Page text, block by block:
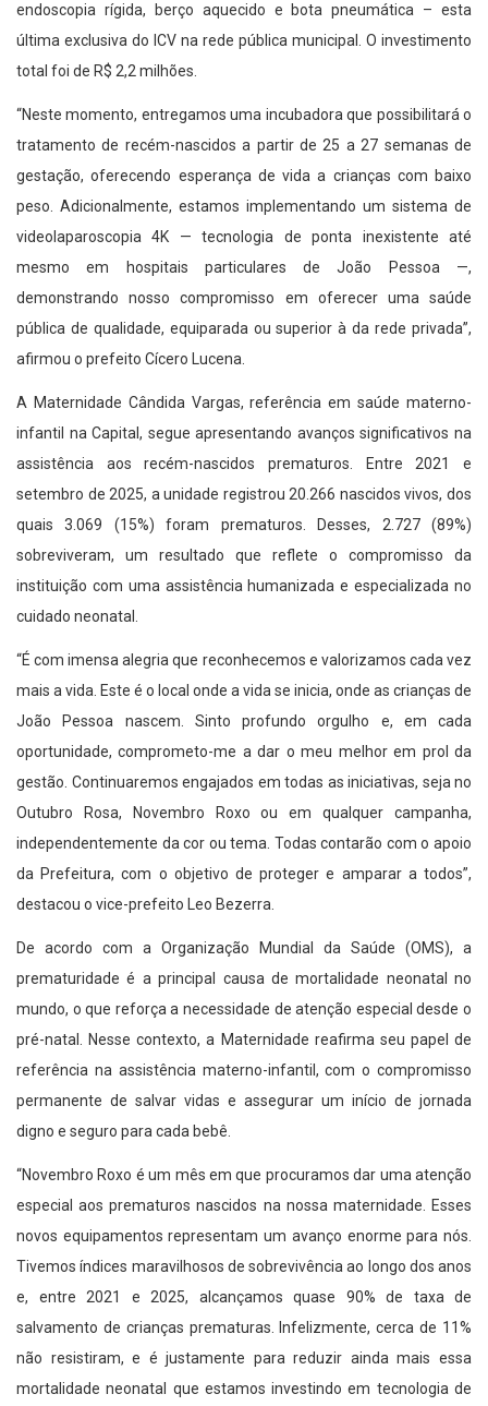
endoscopia rígida, berço aquecido e bota pneumática – esta
última exclusiva do ICV na rede pública municipal. O investimento
total foi de R$ 2,2 milhões.
“Neste momento, entregamos uma incubadora que possibilitará o
tratamento de recém-nascidos a partir de 25 a 27 semanas de
gestação, oferecendo esperança de vida a crianças com baixo
peso. Adicionalmente, estamos implementando um sistema de
videolaparoscopia 4K — tecnologia de ponta inexistente até
mesmo em hospitais particulares de João Pessoa —,
demonstrando nosso compromisso em oferecer uma saúde
pública de qualidade, equiparada ou superior à da rede privada”,
afirmou o prefeito Cícero Lucena.
A Maternidade Cândida Vargas, referência em saúde materno-
infantil na Capital, segue apresentando avanços significativos na
assistência aos recém-nascidos prematuros. Entre 2021 e
setembro de 2025, a unidade registrou 20.266 nascidos vivos, dos
quais 3.069 (15%) foram prematuros. Desses, 2.727 (89%)
sobreviveram, um resultado que reflete o compromisso da
instituição com uma assistência humanizada e especializada no
cuidado neonatal.
“É com imensa alegria que reconhecemos e valorizamos cada vez
mais a vida. Este é o local onde a vida se inicia, onde as crianças de
João Pessoa nascem. Sinto profundo orgulho e, em cada
oportunidade, comprometo-me a dar o meu melhor em prol da
gestão. Continuaremos engajados em todas as iniciativas, seja no
Outubro Rosa, Novembro Roxo ou em qualquer campanha,
independentemente da cor ou tema. Todas contarão com o apoio
da Prefeitura, com o objetivo de proteger e amparar a todos”,
destacou o vice-prefeito Leo Bezerra.
De acordo com a Organização Mundial da Saúde (OMS), a
prematuridade é a principal causa de mortalidade neonatal no
mundo, o que reforça a necessidade de atenção especial desde o
pré-natal. Nesse contexto, a Maternidade reafirma seu papel de
referência na assistência materno-infantil, com o compromisso
permanente de salvar vidas e assegurar um início de jornada
digno e seguro para cada bebê.
“Novembro Roxo é um mês em que procuramos dar uma atenção
especial aos prematuros nascidos na nossa maternidade. Esses
novos equipamentos representam um avanço enorme para nós.
Tivemos índices maravilhosos de sobrevivência ao longo dos anos
e, entre 2021 e 2025, alcançamos quase 90% de taxa de
salvamento de crianças prematuras. Infelizmente, cerca de 11%
não resistiram, e é justamente para reduzir ainda mais essa
mortalidade neonatal que estamos investindo em tecnologia de